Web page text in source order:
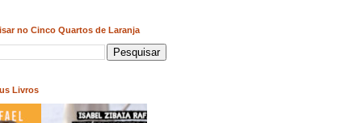
no Cinco Quartos de Laranja
Livros